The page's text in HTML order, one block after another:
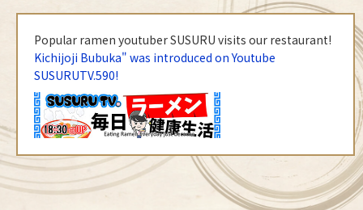
Popular ramen youtuber SUSURU visits our restaurant!
Kichijoji Bubuka" was introduced on Youtube
SUSURUTV.590!